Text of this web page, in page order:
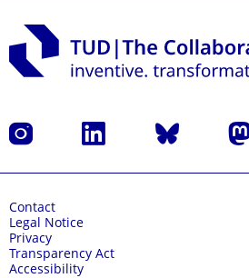
Instagram LinkedIn Bluesky
Contact
Legal Notice
Privacy
Transparency Act
Accessibility